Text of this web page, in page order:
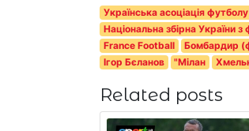
Українська асоціація футболу
Національна збірна України з
France Football
Бомбардир
Ігор Бєланов
"Мілан
Related posts